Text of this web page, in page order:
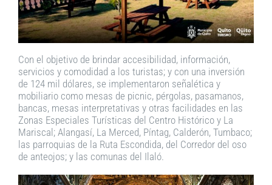
Con el objetivo de brindar accesibilidad, información,
servicios y comodidad a los turistas; y con una inversión
de 124 mil dólares, se implementaron señalética y
mobiliario como mesas de picnic, pérgolas, pasamanos,
bancas, mesas interpretativas y otras facilidades en las
Zonas Especiales Turísticas del Centro Histórico y La
Mariscal; Alangasí, La Merced, Píntag, Calderón, Tumbaco;
las parroquias de la Ruta Escondida, del Corredor del oso
de anteojos; y las comunas del Ilaló.